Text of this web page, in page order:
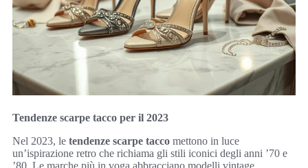
Tendenze scarpe tacco per il 2023
Nel 2023, le tendenze scarpe tacco mettono in luce
un’ispirazione retro che richiama gli stili iconici degli anni ’70 e
’80. Le marche più in voga abbracciano modelli vintage,